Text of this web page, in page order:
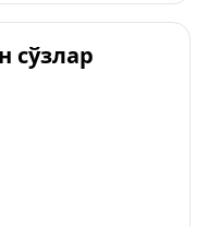
сўзлар